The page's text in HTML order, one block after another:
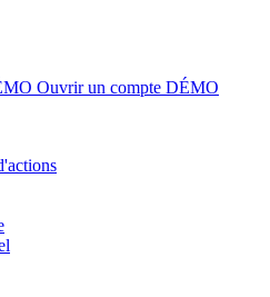
Ouvrir un compte DÉMO